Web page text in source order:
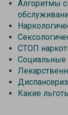
Алгоритмы
СТОП
Социальные
Какие